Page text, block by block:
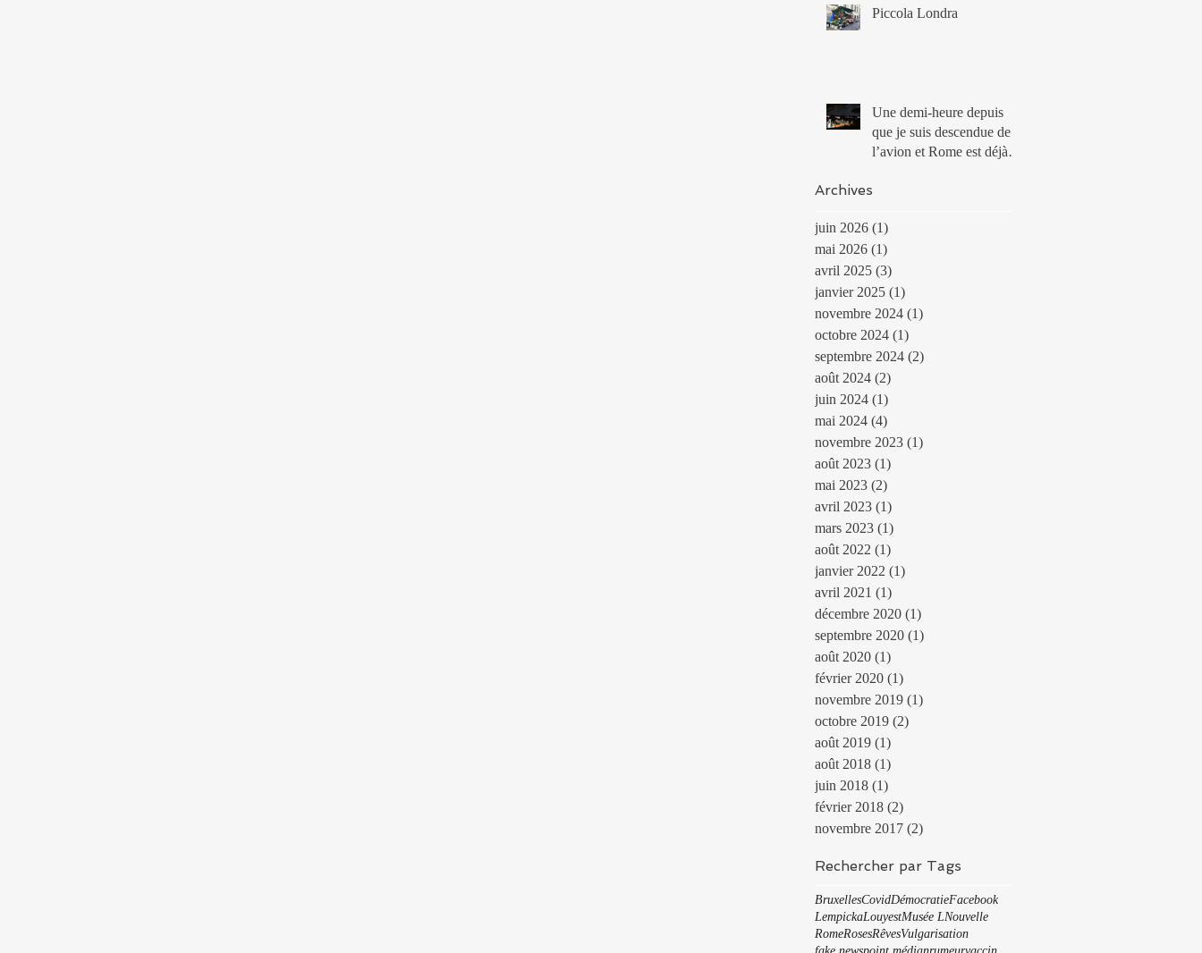
Piccola Londra
Une demi-heure depuis
que je suis descendue de
l’avion et Rome est déjà
Archives
juin 2026 (1)
mai 2026 (1)
avril 2025 (3)
janvier 2025 (1)
novembre 2024 (1)
octobre 2024 (1)
septembre 2024 (2)
août 2024 (2)
juin 2024 (1)
mai 2024 (4)
novembre 2023 (1)
août 2023 (1)
mai 2023 (2)
avril 2023 (1)
mars 2023 (1)
août 2022 (1)
janvier 2022 (1)
avril 2021 (1)
décembre 2020 (1)
septembre 2020 (1)
août 2020 (1)
février 2020 (1)
novembre 2019 (1)
octobre 2019 (2)
août 2019 (1)
août 2018 (1)
juin 2018 (1)
février 2018 (2)
novembre 2017 (2)
Rechercher par Tags
BruxellesCovidDémocratieFacebook
LempickaLouyestMusée LNouvelle
RomeRosesRêvesVulgarisation